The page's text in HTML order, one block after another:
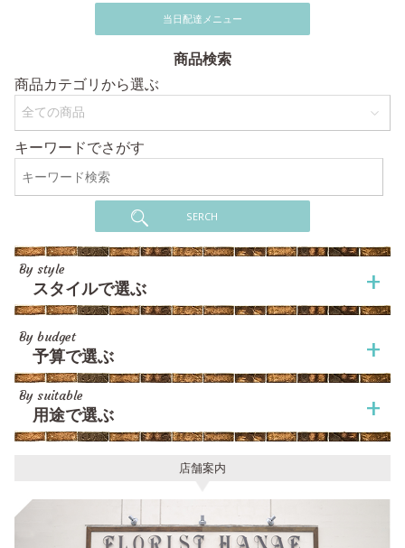
当日配達メニュー
商品検索
商品カテゴリから選ぶ
キーワードでさがす
SERCH
By style
スタイルで選ぶ
By budget
予算で選ぶ
By suitable
用途で選ぶ
店舗案内